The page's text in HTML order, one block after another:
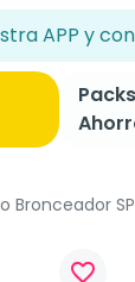
APP y
Packs
Bronceador
favorite_border